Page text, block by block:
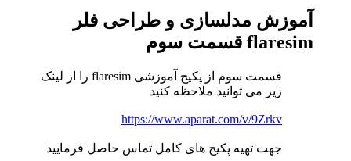
آموزش مدلسازی و طراحی فلر
flaresim قسمت سوم
قسمت سوم از پکیج آموزشی flaresim را از لینک
زیر می توانید ملاحظه کنید
https://www.aparat.com/v/9Zrkv
جهت تهیه پکیج های کامل تماس حاصل فرمایید